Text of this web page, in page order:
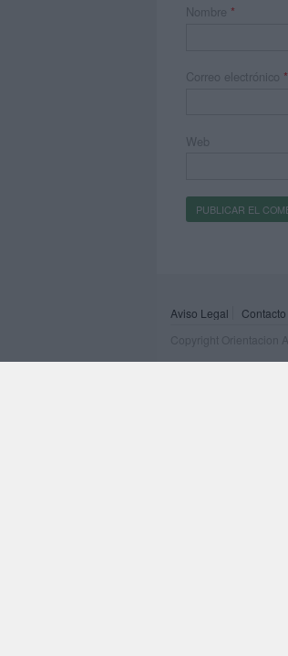
Nombre *
Correo electrónico *
Web
Aviso Legal Contacto